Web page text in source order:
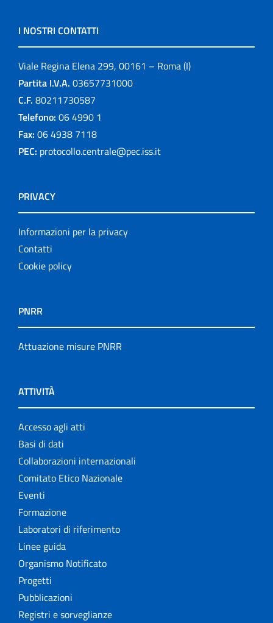
I NOSTRI CONTATTI
Viale Regina Elena 299, 00161 – Roma (I)
Partita I.V.A. 03657731000
C.F. 80211730587
Telefono: 06 4990 1
Fax: 06 4938 7118
PEC: protocollo.centrale@pec.iss.it
PRIVACY
Informazioni per la privacy
Contatti
Cookie policy
PNRR
Attuazione misure PNRR
ATTIVITÀ
Accesso agli atti
Basi di dati
Collaborazioni internazionali
Comitato Etico Nazionale
Eventi
Formazione
Laboratori di riferimento
Linee guida
Organismo Notificato
Progetti
Pubblicazioni
Registri e sorveglianze